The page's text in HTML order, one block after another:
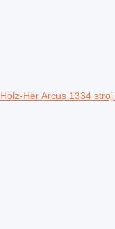
Holz-Her Arcus 1334